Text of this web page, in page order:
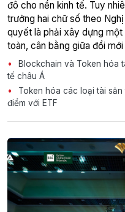
đô cho nền kinh tế. Tuy
trưởng hai chữ số theo
quyết là phải xây dựng
toàn, cân bằng giữa đổi
Blockchain và Token hóa
tế châu Á
Token hóa các loại tài
điểm với ETF